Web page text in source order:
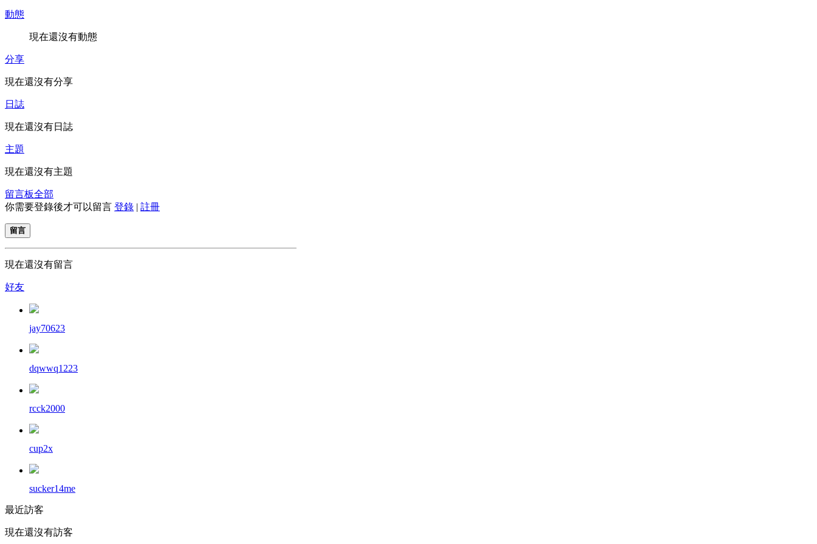
動態
現在還沒有動態
分享
現在還沒有分享
日誌
現在還沒有日誌
主題
現在還沒有主題
留言板全部
你需要登錄後才可以留言 登錄 | 註冊
留言
現在還沒有留言
好友
jay70623
dqwwq1223
rcck2000
cup2x
sucker14me
最近訪客
現在還沒有訪客